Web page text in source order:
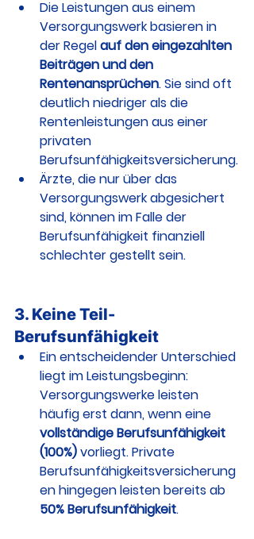
Die Leistungen aus einem
Versorgungswerk basieren in
der Regel auf den eingezahlten
Beiträgen und den
Rentenansprüchen. Sie sind oft
deutlich niedriger als die
Rentenleistungen aus einer
privaten
Berufsunfähigkeitsversicherung.
Ärzte, die nur über das
Versorgungswerk abgesichert
sind, können im Falle der
Berufsunfähigkeit finanziell
schlechter gestellt sein.
3. Keine Teil-
Berufsunfähigkeit
Ein entscheidender Unterschied
liegt im Leistungsbeginn:
Versorgungswerke leisten
häufig erst dann, wenn eine
vollständige Berufsunfähigkeit
(100%) vorliegt. Private
Berufsunfähigkeitsversicherung
en hingegen leisten bereits ab
50% Berufsunfähigkeit.